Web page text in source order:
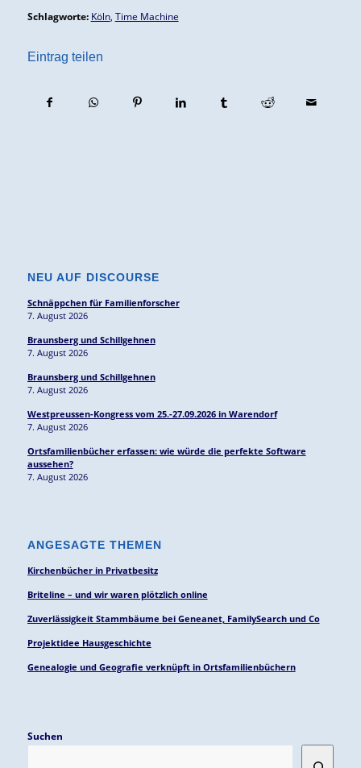
Schlagworte: Köln, Time Machine
Eintrag teilen
NEU AUF DISCOURSE
Schnäppchen für Familienforscher
7. August 2026
Braunsberg und Schillgehnen
7. August 2026
Braunsberg und Schillgehnen
7. August 2026
Westpreussen-Kongress vom 25.-27.09.2026 in Warendorf
7. August 2026
Ortsfamilienbücher erfassen: wie würde die perfekte Software
aussehen?
7. August 2026
ANGESAGTE THEMEN
Kirchenbücher in Privatbesitz
Briteline – und wir waren plötzlich online
Zuverlässigkeit Stammbäume bei Geneanet, FamilySearch und Co
Projektidee Hausgeschichte
Genealogie und Geografie verknüpft in Ortsfamilienbüchern
Suchen